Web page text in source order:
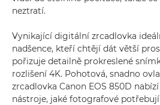
neztratí.
Vynikající digitální zrcadlovka
nadšence, kteří chtějí dát větší
pořizuje detailně prokreslené
rozlišení 4K. Pohotová, snadno
zrcadlovka Canon EOS 850D
nástroje, jaké fotografové